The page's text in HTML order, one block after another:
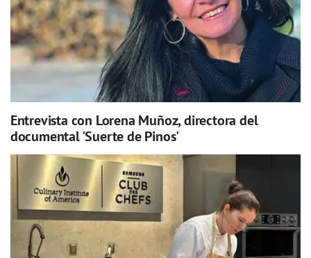
Entrevista con Lorena Muñoz, directora del
documental 'Suerte de Pinos'